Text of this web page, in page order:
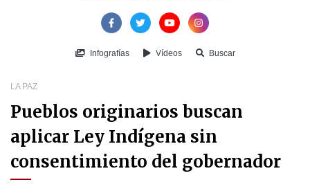
Infografías Vídeos Buscar
LA PAZ
Pueblos originarios buscan
aplicar Ley Indígena sin
consentimiento del gobernador